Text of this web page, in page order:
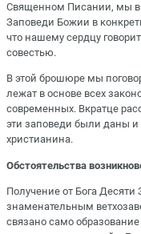
Священном Писании, мы
Заповеди Божии в
что нашему сердцу
совестью.
В этой брошюре мы
лежат в основе всех
современных. Вкратце
эти заповеди были даны
христианина.
Обстоятельства
Получение от Бога
знаменательным
связано само